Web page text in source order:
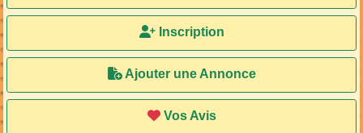
Inscription
Ajouter une Annonce
Vos Avis